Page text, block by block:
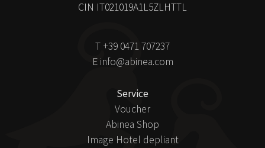
CIN IT021019A1L5ZLHTTL
T +39 0471 707237
E info@abinea.com
Service
Voucher
Abinea Shop
Image Hotel depliant